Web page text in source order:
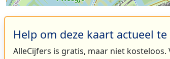
Help om deze kaart actueel
AlleCijfers is gratis, maar niet